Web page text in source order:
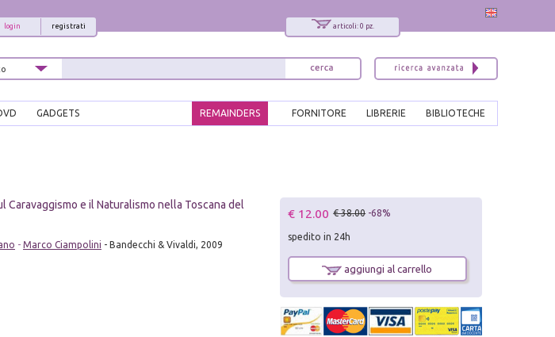
articoli: 0 pz.
registrati
login
GADGETS BIBLIOTECHE
LIBRERIE
FORNITORE
REMAINDERS
Caravaggismo e il Naturalismo nella Toscana del
- Marco Ciampolini - Bandecchi & Vivaldi, 2009
€ 12.00 € 38.00 -68%
spedito in 24h
aggiungi al carrello